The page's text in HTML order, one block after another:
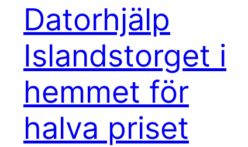
Datorhjälp
Islandstorget i
hemmet för
halva priset